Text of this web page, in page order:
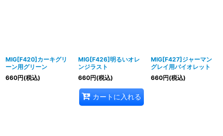
MIG[F420]カーキグリ
ーン用グリーン
660円(税込)
MIG[F426]明るいオレ
ンジラスト
660円(税込)
カートに入れる
MIG[F427]ジャーマン
グレイ用バイオレット
660円(税込)